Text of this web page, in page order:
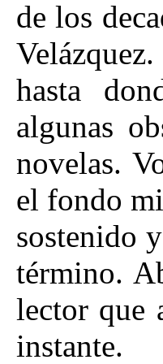
de los
hasta
algunas
novelas.
el fondo
sostenido
término.
lector que
instante.